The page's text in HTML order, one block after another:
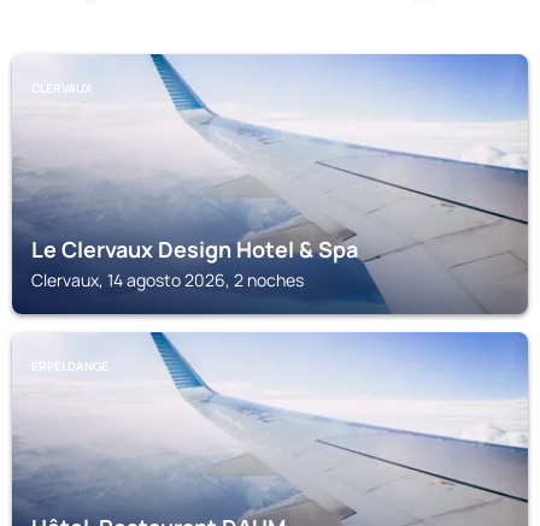
CLERVAUX
Le Clervaux Design Hotel & Spa
Clervaux, 14 agosto 2026, 2 noches
ERPELDANGE